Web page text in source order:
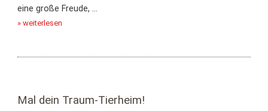
eine große Freude, ...
» weiterlesen
Mal dein Traum-Tierheim!